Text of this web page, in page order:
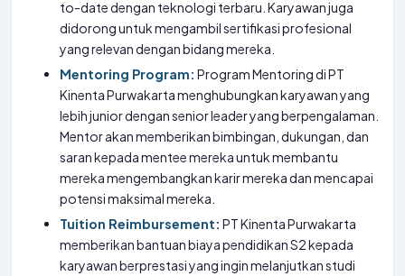
to-date dengan teknologi terbaru. Karyawan juga
didorong untuk mengambil sertifikasi profesional
yang relevan dengan bidang mereka.
Mentoring Program: Program Mentoring di PT
Kinenta Purwakarta menghubungkan karyawan yang
lebih junior dengan senior leader yang berpengalaman.
Mentor akan memberikan bimbingan, dukungan, dan
saran kepada mentee mereka untuk membantu
mereka mengembangkan karir mereka dan mencapai
potensi maksimal mereka.
Tuition Reimbursement: PT Kinenta Purwakarta
memberikan bantuan biaya pendidikan S2 kepada
karyawan berprestasi yang ingin melanjutkan studi